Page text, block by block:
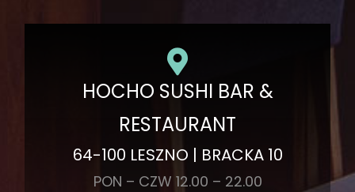
HOCHO SUSHI BAR &
RESTAURANT
64-100 LESZNO | BRACKA 10
PON – CZW 12.00 – 22.00